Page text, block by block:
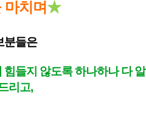
마치며★
분들은
들지 않도록 하나하나 다 알
리고,